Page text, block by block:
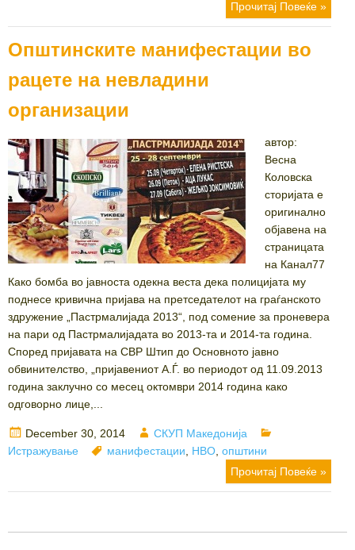
Прочитај Повеќе »
Општинските манифестации во
рацете на невладини
организации
автор:
Весна
Коловска
сторијата е
оригинално
објавена на
страницата
на Канал77
Како бомба во јавноста одекна веста дека полицијата му
поднесе кривична пријава на претседателот на граѓанското
здружение „Пастрмалијада 2013“, под сомение за проневера
на пари од Пастрмалијадата во 2013-та и 2014-та година.
Според пријавата на СВР Штип до Основното јавно
обвинителство, „пријавениот А.Ѓ. во периодот од 11.09.2013
година заклучно со месец октомври 2014 година како
одговорно лице,...
Posted
on
December 30, 2014 Author
СКУП Македонија
Истражување
Tags
манифестации НВО општини
Прочитај Повеќе »